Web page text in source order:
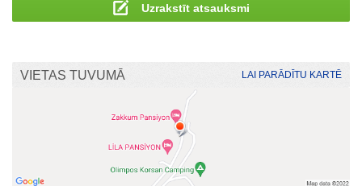
Uzrakstīt atsauksmi
VIETAS TUVUMĀ LAI PARĀDĪTU KARTĒ